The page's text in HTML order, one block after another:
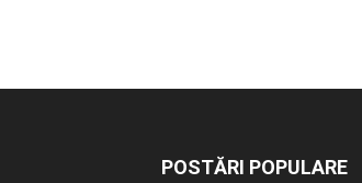
POSTĂRI POPULARE